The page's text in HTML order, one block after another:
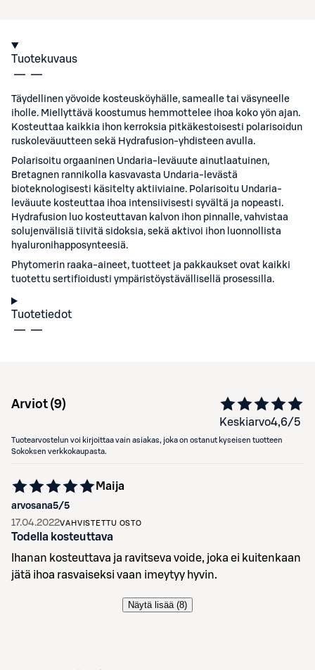
Tuotekuvaus
Täydellinen yövoide kosteusköyhälle, samealle tai väsyneelle
iholle. Miellyttävä koostumus hemmottelee ihoa koko yön ajan.
Kosteuttaa kaikkia ihon kerroksia pitkäkestoisesti polarisoidun
ruskoleväuutteen sekä Hydrafusion-yhdisteen avulla.
Polarisoitu orgaaninen Undaria-leväuute ainutlaatuinen,
Bretagnen rannikolla kasvavasta Undaria-levästä
bioteknologisesti käsitelty aktiiviaine. Polarisoitu Undaria-
leväuute kosteuttaa ihoa intensiivisesti syvältä ja nopeasti.
Hydrafusion luo kosteuttavan kalvon ihon pinnalle, vahvistaa
solujenvälisiä tiivitä sidoksia, sekä aktivoi ihon luonnollista
hyaluronihapposynteesiä.
Phytomerin raaka-aineet, tuotteet ja pakkaukset ovat kaikki
tuotettu sertifioidusti ympäristöystävällisellä prosessilla.
Tuotetiedot
Arviot (9)
Keskiarvo4,6/5
Tuotearvostelun voi kirjoittaa vain asiakas, joka on ostanut kyseisen tuotteen
Sokoksen verkkokaupasta.
arvosana5/5
Maija
17.04.2022VAHVISTETTU OSTO
Todella kosteuttava
Ihanan kosteuttava ja ravitseva voide, joka ei kuitenkaan
jätä ihoa rasvaiseksi vaan imeytyy hyvin.
Näytä lisää (8)